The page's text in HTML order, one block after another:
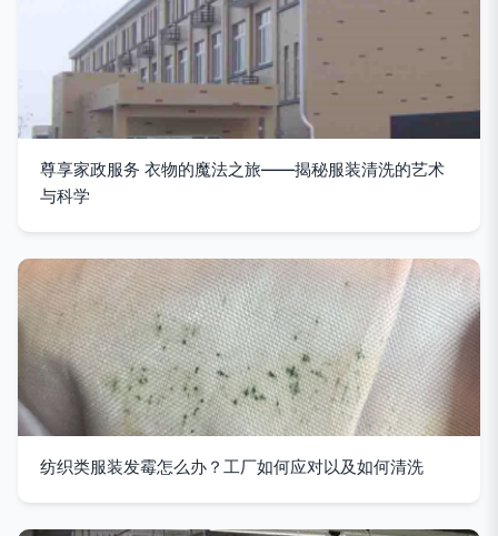
尊享家政服务 衣物的魔法之旅——揭秘服装清洗的艺术
与科学
纺织类服装发霉怎么办？工厂如何应对以及如何清洗